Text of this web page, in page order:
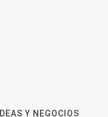
IDEAS Y NEGOCIOS